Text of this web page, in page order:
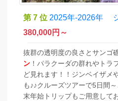
第 7 位 2025年-2026年
380,000円～
抜群の透明度の良さとサンゴ
ン ！パラクーダの群れやトラ
ど見れます！！ジンベイザメ
も♪♪クルーズツアーで5日間
末年始トリップもご用意して